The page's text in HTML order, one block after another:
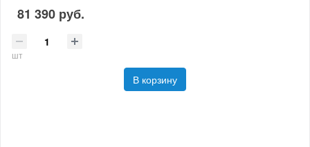
81 390 руб.
шт
В корзину